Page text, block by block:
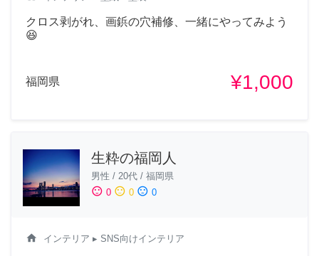
クロス剥がれ、画鋲の穴補修、一緒にやってみよう
😆
福岡県 ¥1,000
生粋の福岡人
男性 / 20代 / 福岡県
sentiment_satisfied 0 sentiment_neutral 0 sentiment_dissatisfied 0
home インテリア ▸ SNS向けインテリア